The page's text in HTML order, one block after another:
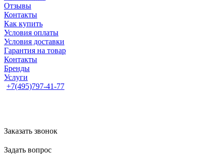
Отзывы
Контакты
Как купить
Условия оплаты
Условия доставки
Гарантия на товар
Контакты
Бренды
Услуги
+7(495)797-41-77
Заказать звонок
Задать вопрос